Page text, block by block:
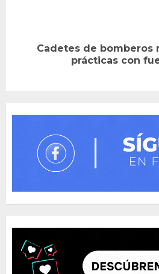
Cadetes de bomberos
prácticas con